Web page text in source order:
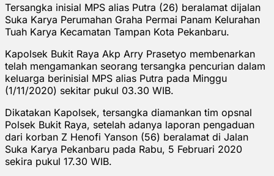
Tersangka inisial MPS alias Putra (26) beralamat dijalan
Suka Karya Perumahan Graha Permai Panam Kelurahan
Tuah Karya Kecamatan Tampan Kota Pekanbaru.
Kapolsek Bukit Raya Akp Arry Prasetyo membenarkan
telah mengamankan seorang tersangka pencurian dalam
keluarga berinisial MPS alias Putra pada Minggu
(1/11/2020) sekitar pukul 03.30 WIB.
Dikatakan Kapolsek, tersangka diamankan tim opsnal
Polsek Bukit Raya, setelah adanya laporan pengaduan
dari korban Z Henofi Yanson (56) beralamat di Jalan
Suka Karya Pekanbaru pada Rabu, 5 Februari 2020
sekira pukul 17.30 WIB.